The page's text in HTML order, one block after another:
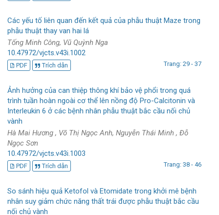
Các yếu tố liên quan đến kết quả của phẫu thuật Maze trong
phẫu thuật thay van hai lá
Tống Minh Công, Vũ Quỳnh Nga
10.47972/vjcts.v43i.1002
PDF Trích dẫn Trang: 29 - 37
Ảnh hưởng của can thiệp thông khí bảo vệ phổi trong quá
trình tuần hoàn ngoài cơ thể lên nồng độ Pro-Calcitonin và
Interleukin 6 ở các bệnh nhân phẫu thuật bắc cầu nối chủ
vành
Hà Mai Hương , Võ Thị Ngọc Anh, Nguyễn Thái Minh , Đỗ
Ngọc Sơn
10.47972/vjcts.v43i.1003
PDF Trích dẫn Trang: 38 - 46
So sánh hiệu quả Ketofol và Etomidate trong khởi mê bệnh
nhân suy giảm chức năng thất trái được phẫu thuật bắc cầu
nối chủ vành